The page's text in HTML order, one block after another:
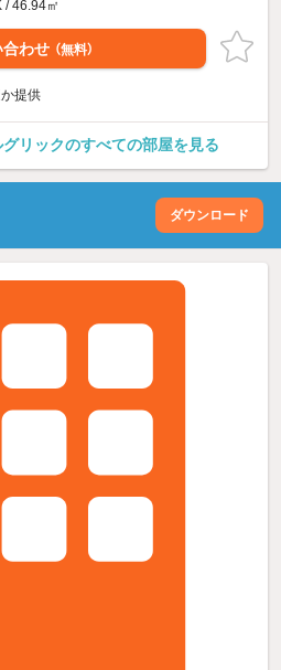
/ 46.94㎡
合わせ （無料）
提供
リックのすべての部屋を見る
ダウンロード